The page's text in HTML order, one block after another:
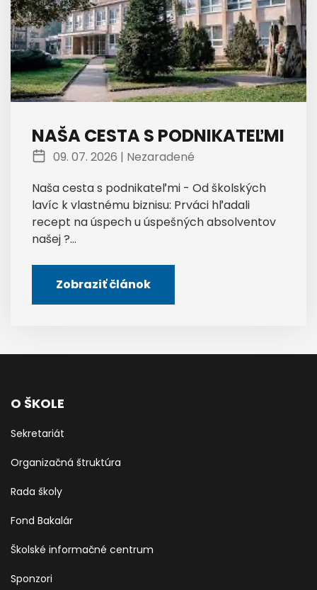
NAŠA CESTA S PODNIKATEĽMI
09. 07. 2026 | Nezaradené
Naša cesta s podnikateľmi - Od školských
lavíc k vlastnému biznisu: Prváci hľadali
recept na úspech u úspešných absolventov
našej ?...
Zobraziť článok
O ŠKOLE
Sekretariát
Organizačná štruktúra
Rada školy
Fond Bakalár
Školské informačné centrum
Sponzori